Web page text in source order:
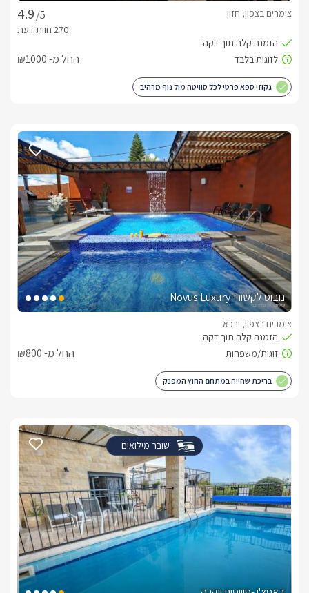
/5
צימרים בצפון, חזון
החל מ- ₪1000
גקוזי ספא פרטי לכל סוויטה מול נוף מרהיב
נובוס לקשורי-Novus Luxury
צימרים בצפון, ירכא
החל מ- ₪800
בריכת שחייה במתחם החוץ המפנק
שובר מילואים